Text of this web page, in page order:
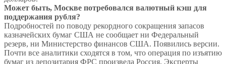
Может быть, Москве потребовался валютный кэш для
поддержания рубля?
Подробностей по поводу рекордного сокращения запасов
казначейских бумаг США не сообщает ни Федеральный
резерв, ни Министерство финансов США. Появились версии.
Почти все аналитики сходятся в том, что операция по изъятию
бумаг из депозитария ФРС произвела Россия. Эксперты